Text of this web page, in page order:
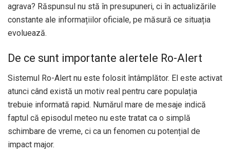
agrava? Răspunsul nu stă în presupuneri, ci în actualizările
constante ale informațiilor oficiale, pe măsură ce situația
evoluează.
De ce sunt importante alertele Ro-Alert
Sistemul Ro-Alert nu este folosit întâmplător. El este activat
atunci când există un motiv real pentru care populația
trebuie informată rapid. Numărul mare de mesaje indică
faptul că episodul meteo nu este tratat ca o simplă
schimbare de vreme, ci ca un fenomen cu potențial de
impact major.